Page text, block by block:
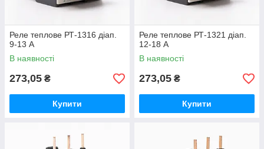
Реле теплове РТ-1316 діап.
9-13 А
В наявності
273,05 ₴
Купити
Реле теплове РТ-1321 діап.
12-18 А
В наявності
273,05 ₴
Купити